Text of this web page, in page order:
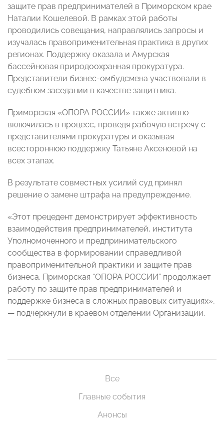
защите прав предпринимателей в Приморском крае
Наталии Кошелевой. В рамках этой работы
проводились совещания, направлялись запросы и
изучалась правоприменительная практика в других
регионах. Поддержку оказала и Амурская
бассейновая природоохранная прокуратура.
Представители бизнес-омбудсмена участвовали в
судебном заседании в качестве защитника.
Приморская «ОПОРА РОССИИ» также активно
включилась в процесс, проведя рабочую встречу с
представителями прокуратуры и оказывая
всестороннюю поддержку Татьяне Аксеновой на
всех этапах.
В результате совместных усилий суд принял
решение о замене штрафа на предупреждение.
«Этот прецедент демонстрирует эффективность
взаимодействия предпринимателей, института
Уполномоченного и предпринимательского
сообщества в формировании справедливой
правоприменительной практики и защите прав
бизнеса. Приморская “ОПОРА РОССИИ” продолжает
работу по защите прав предпринимателей и
поддержке бизнеса в сложных правовых ситуациях»,
— подчеркнули в краевом отделении Организации.
Все
Главные события
Анонсы